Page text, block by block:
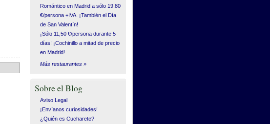
Romántico en Madrid a sólo 19,80
€/persona +IVA. ¡También el Día
de San Valentín!
¡Sólo 11,50 €/persona durante 5
días! ¡Cochinillo a mitad de precio
en Madrid!
Más restaurantes »
Sobre el Blog
Aviso Legal
¡Envíanos curiosidades!
¿Quién es Cucharete?